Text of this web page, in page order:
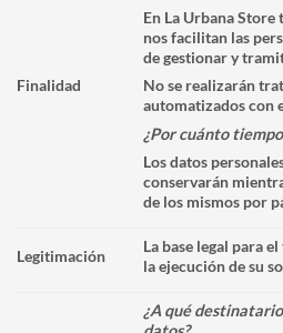
Finalidad
En La Urbana
nos facilitan las
de gestionar y
No se realizarán
automatizados con
¿Por cuánto
Los datos
conservarán
de los mismos por
Legitimación
La base legal para
la ejecución de su
¿A qué